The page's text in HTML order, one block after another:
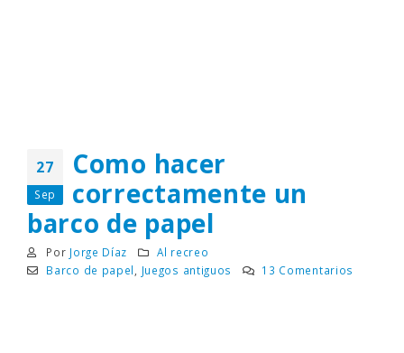
27
Sep
Como hacer
correctamente un
barco de papel
Por Jorge Díaz
Al recreo
Barco de papel
Juegos antiguos 13 Comentarios